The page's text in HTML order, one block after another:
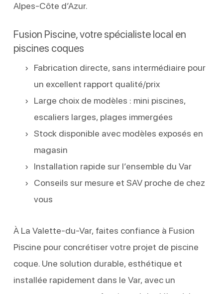
Alpes-Côte d’Azur.
Fusion Piscine, votre spécialiste local en
piscines coques
Fabrication directe, sans intermédiaire pour
un excellent rapport qualité/prix
Large choix de modèles : mini piscines,
escaliers larges, plages immergées
Stock disponible avec modèles exposés en
magasin
Installation rapide sur l’ensemble du Var
Conseils sur mesure et SAV proche de chez
vous
À La Valette-du-Var, faites confiance à Fusion
Piscine pour concrétiser votre projet de piscine
coque. Une solution durable, esthétique et
installée rapidement dans le Var, avec un